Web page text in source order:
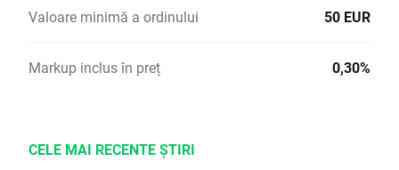
Valoare minimă a ordinului 50 EUR
Markup inclus în preț 0,30%
CELE MAI RECENTE ȘTIRI